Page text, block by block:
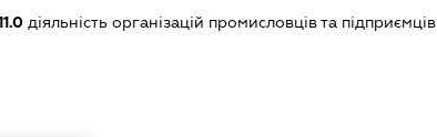
діяльність організацій промисловців та підприємців